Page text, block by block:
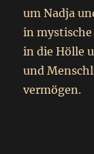
um Nadja
in
in die Hölle
und
vermögen.